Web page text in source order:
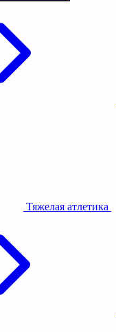
Тяжелая атлетика